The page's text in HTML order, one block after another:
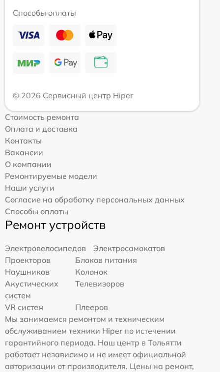
Способы оплаты
© 2026 Сервисный центр Hiper
Стоимость ремонта
Оплата и доставка
Контакты
Вакансии
О компании
Ремонтируемые модели
Наши услуги
Согласие на обработку персональных данных
Способы оплаты
Ремонт устройств
Электровелосипедов
Электросамокатов
Проекторов
Блоков питания
Наушников
Колонок
Акустических
систем
Телевизоров
VR систем
Плееров
Мы занимаемся ремонтом и техническим
обслуживанием техники Hiper по истечении
гарантийного периода. Наш центр в Тольятти
работает независимо и не имеет официальной
авторизации от производителя. Цены на ремонт,